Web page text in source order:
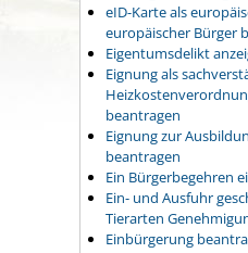
eID-Karte als
europäischer Bürger
Eigentumsdelikt
Eignung als
beantragen
Eignung zur
beantragen
Ein Bürgerbegehren
Ein- und Ausfuhr
Tierarten
Einbürgerung